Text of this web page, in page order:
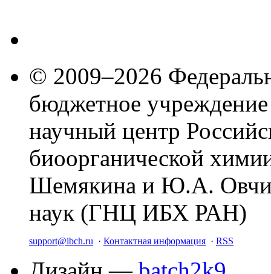
© 2009–2026
бюджетное
научный центр
биоорганической
Шемякина и Ю.А.
наук (ГНЦ ИБХ РАН)
support@ibch.ru · Контактная информация · RSS